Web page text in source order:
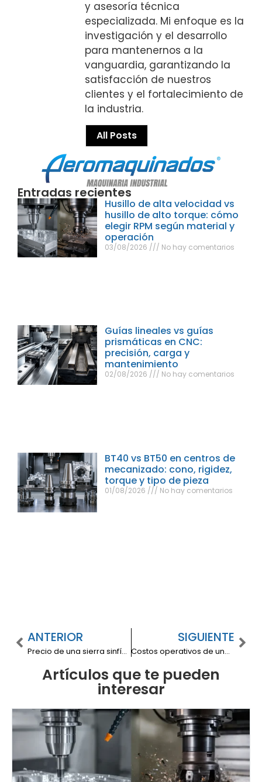
y asesoría técnica
especializada. Mi enfoque es la
investigación y el desarrollo
para mantenernos a la
vanguardia, garantizando la
satisfacción de nuestros
clientes y el fortalecimiento de
la industria.
All Posts
Entradas recientes
Husillo de alta velocidad vs
husillo de alto torque: cómo
elegir RPM según material y
operación
03/08/2026 No hay comentarios
Guías lineales vs guías
prismáticas en CNC:
precisión, carga y
mantenimiento
02/08/2026 No hay comentarios
BT40 vs BT50 en centros de
mecanizado: cono, rigidez,
torque y tipo de pieza
01/08/2026 No hay comentarios
ANTERIOR
Precio de una sierra sinfín en Colombia: rangos por capacidad, automatización y tipo de corte
SIGUIENTE
Costos operativos de una prensa plegadora eléctrica: energía, mantenimiento y productividad por turno
Artículos que te pueden
interesar